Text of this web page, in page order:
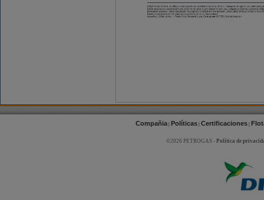
Compañia Políticas Certificaciones
©2026 PETROGAS - Política de